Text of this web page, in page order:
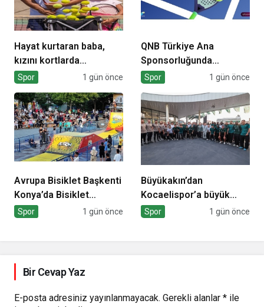
Hayat kurtaran baba,
kızını kortlarda
şampiyonluğa hazırlıyor
Spor 1 gün önce
QNB Türkiye Ana
Sponsorluğunda
Türkiye’nin İlk Padel
Başlıyor
Spor 1 gün önce
Avrupa Bisiklet Başkenti
Konya’da Bisiklet
Festivali Heyecanı
Spor 1 gün önce
Büyükakın’dan
Kocaelispor’a büyük
moral
Spor 1 gün önce
Bir Cevap Yaz
E-posta adresiniz yayınlanmayacak. Gerekli alanlar * ile